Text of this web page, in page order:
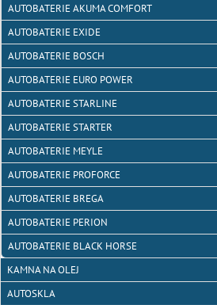
AUTOBATERIE AKUMA COMFORT
AUTOBATERIE EXIDE
AUTOBATERIE BOSCH
AUTOBATERIE EURO POWER
AUTOBATERIE STARLINE
AUTOBATERIE STARTER
AUTOBATERIE MEYLE
AUTOBATERIE PROFORCE
AUTOBATERIE BREGA
AUTOBATERIE PERION
AUTOBATERIE BLACK HORSE
KAMNA NA OLEJ
AUTOSKLA